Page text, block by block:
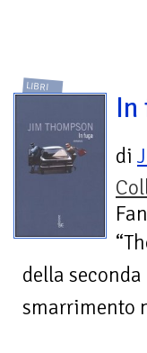
LIBRI
In
di
della
smarrimento